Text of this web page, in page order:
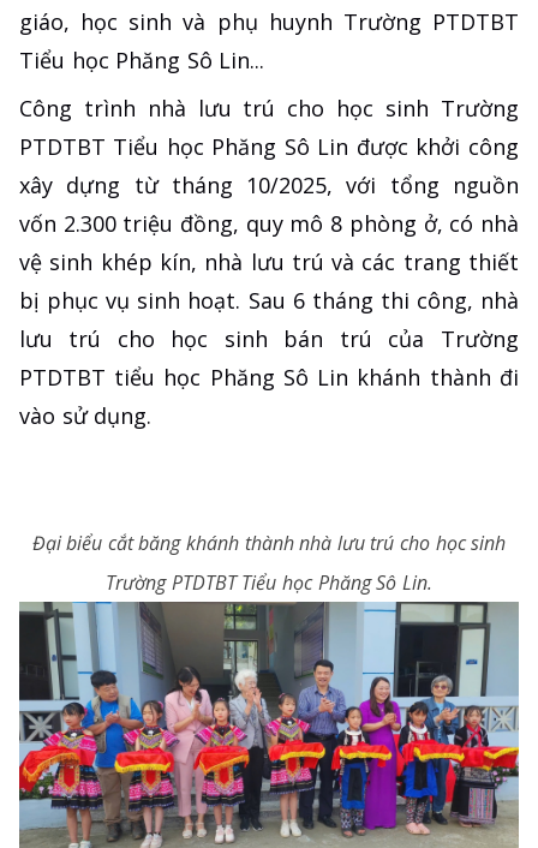
giáo, học sinh và phụ huynh Trường PTDTBT
Tiểu học Phăng Sô Lin...
Công trình nhà lưu trú cho học sinh Trường
PTDTBT Tiểu học Phăng Sô Lin được khởi công
xây dựng từ tháng 10/2025, với tổng nguồn
vốn 2.300 triệu đồng, quy mô 8 phòng ở, có nhà
vệ sinh khép kín, nhà lưu trú và các trang thiết
bị phục vụ sinh hoạt. Sau 6 tháng thi công, nhà
lưu trú cho học sinh bán trú của Trường
PTDTBT tiểu học Phăng Sô Lin khánh thành đi
vào sử dụng.
Đại biểu cắt băng khánh thành nhà lưu trú cho học sinh
Trường PTDTBT Tiểu học Phăng Sô Lin.